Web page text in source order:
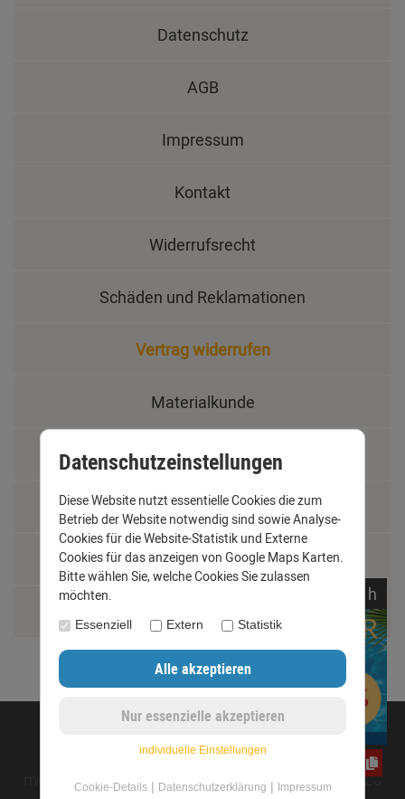
Datenschutz
AGB
Impressum
Kontakt
Widerrufsrecht
Schäden und Reklamationen
Vertrag widerrufen
Materialkunde
Fachbegriffe
Jobs
Montage und Installationshilfen
©opyright 2020 - www.dachrinnen-shop.de
h
ified eCommerce Shopsoftware © 2009-2026
Datenschutzeinstellungen
Diese Website nutzt essentielle Cookies die zum
Betrieb der Website notwendig sind sowie Analyse-
Cookies für die Website-Statistik und Externe
Cookies für das anzeigen von Google Maps Karten.
Bitte wählen Sie, welche Cookies Sie zulassen
möchten.
Essenziell Extern Statistik
individuelle Einstellungen
Cookie-Details| Datenschutzerklärung | Impressum